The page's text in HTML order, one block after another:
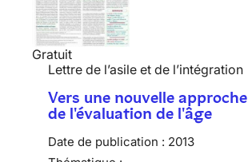
Gratuit
Lettre de l’asile et de l’intégration
Vers une nouvelle approche
de l'évaluation de l'âge
Date de publication : 2013